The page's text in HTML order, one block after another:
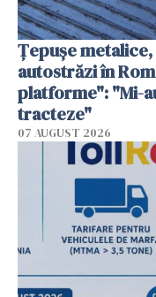
Țepușe
autostrăzi în
platforme": "Mi-
tracteze"
07 AUGUST 2026